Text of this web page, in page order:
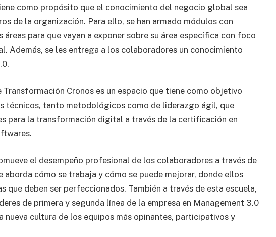
como propósito que el conocimiento del negocio global sea
de la organización. Para ello, se han armado módulos con
para que vayan a exponer sobre su área específica con foco
Además, se les entrega a los colaboradores un conocimiento
Transformación Cronos es un espacio que tiene como objetivo
técnicos, tanto metodológicos como de liderazgo ágil, que
para la transformación digital a través de la certificación en
el desempeño profesional de los colaboradores a través de
aborda cómo se trabaja y cómo se puede mejorar, donde ellos
que deben ser perfeccionados. También a través de esta escuela,
de primera y segunda línea de la empresa en Management 3.0
nueva cultura de los equipos más opinantes, participativos y